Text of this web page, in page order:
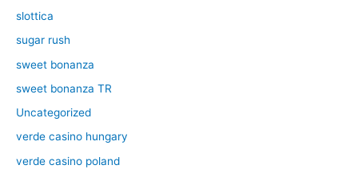
slottica
sugar rush
sweet bonanza
sweet bonanza TR
Uncategorized
verde casino hungary
verde casino poland